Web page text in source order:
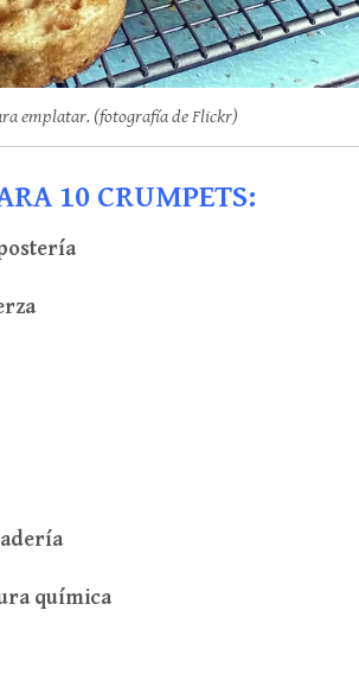
emplatar. (fotografía de Flickr)
10 CRUMPETS:
química